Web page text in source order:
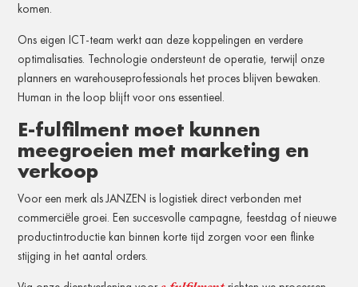
komen.
Ons eigen ICT-team werkt aan deze koppelingen en verdere
optimalisaties. Technologie ondersteunt de operatie, terwijl onze
planners en warehouseprofessionals het proces blijven bewaken.
Human in the loop blijft voor ons essentieel.
E-fulfilment moet kunnen
meegroeien met marketing en
verkoop
Voor een merk als JANZEN is logistiek direct verbonden met
commerciële groei. Een succesvolle campagne, feestdag of nieuwe
productintroductie kan binnen korte tijd zorgen voor een flinke
stijging in het aantal orders.